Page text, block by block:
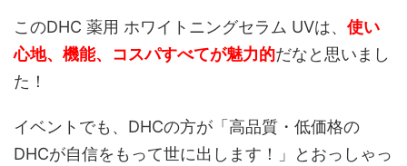
このDHC 薬用 ホワイトニングセラム UVは、 使い
心地、機能、コスパすべてが魅力的だなと思いまし
た！
イベントでも、DHCの方が「高品質・低価格の
DHCが自信をもって世に出します！」とおっしゃっ